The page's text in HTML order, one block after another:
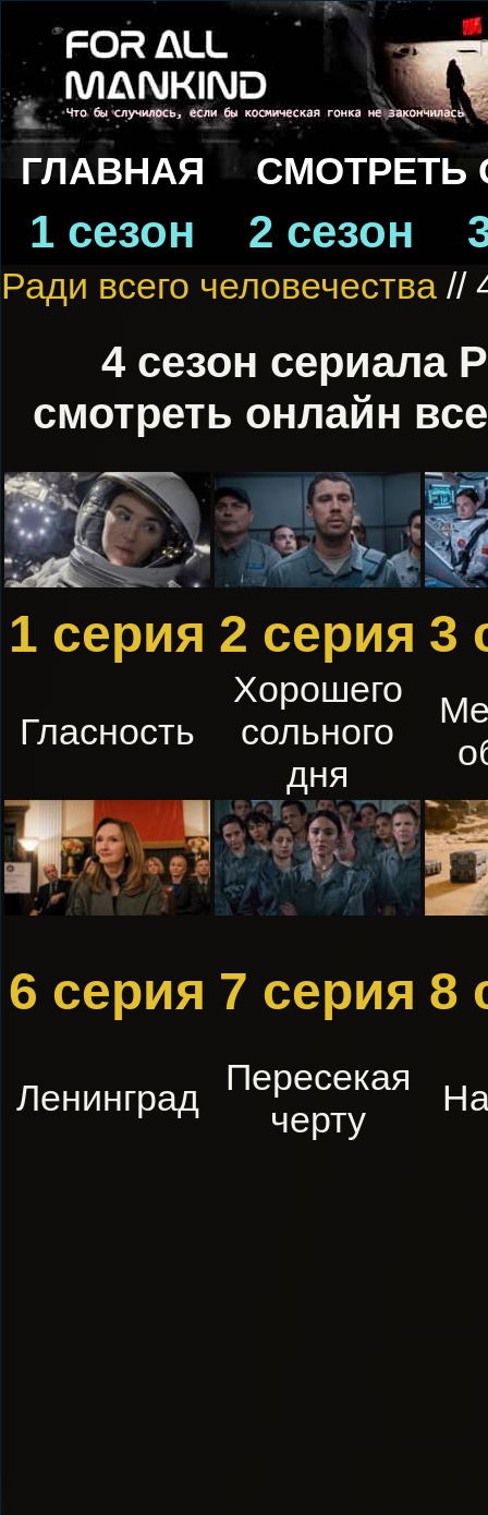
ГЛАВНАЯ СМОТРЕТЬ
1 сезон 2 сезон
Ради всего человечества //
4 сезон сериала
смотреть онлайн
1 серия 2 серия 3
Гласность
Хорошего
сольного
дня
6 серия 7 серия 8
Ленинград
Пересекая
черту